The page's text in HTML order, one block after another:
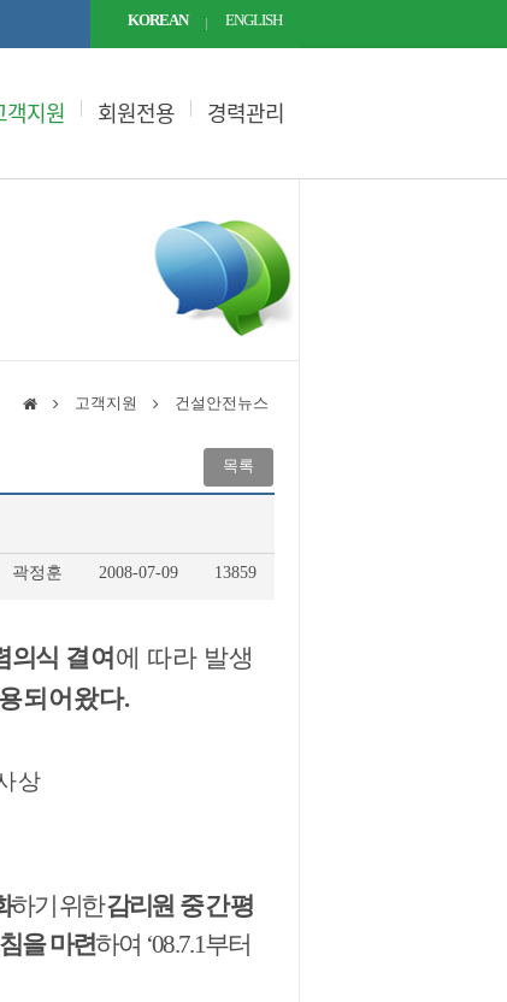
KOREAN ENGLISH
객지원 회원전용 경력관리
고객지원 건설안전뉴스
목록
곽정훈 2008-07-09 13859
의식 결여 에 따라 발생
되어왔다.
상
하기 위한감리원중간평
을 마련하여 ‘08.7.1부터